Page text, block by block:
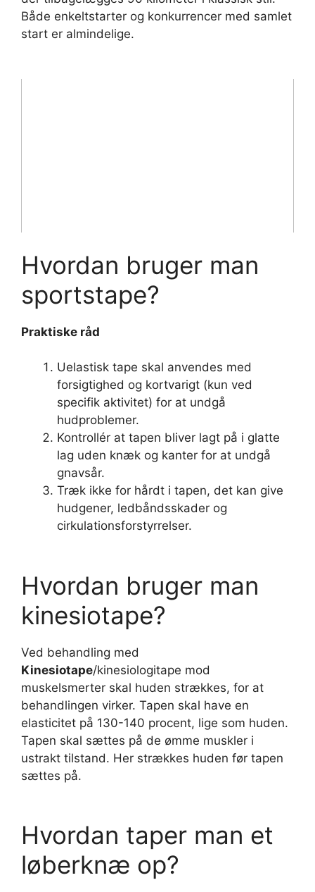
Både enkeltstarter og konkurrencer med samlet
start er almindelige.
Hvordan bruger man
sportstape?
Praktiske råd
Uelastisk tape skal anvendes med
forsigtighed og kortvarigt (kun ved
specifik aktivitet) for at undgå
hudproblemer.
Kontrollér at tapen bliver lagt på i glatte
lag uden knæk og kanter for at undgå
gnavsår.
Træk ikke for hårdt i tapen, det kan give
hudgener, ledbåndsskader og
cirkulationsforstyrrelser.
Hvordan bruger man
kinesiotape?
Ved behandling med
Kinesiotape/kinesiologitape mod
muskelsmerter skal huden strækkes, for at
behandlingen virker. Tapen skal have en
elasticitet på 130-140 procent, lige som huden.
Tapen skal sættes på de ømme muskler i
ustrakt tilstand. Her strækkes huden før tapen
sættes på.
Hvordan taper man et
løberknæ op?